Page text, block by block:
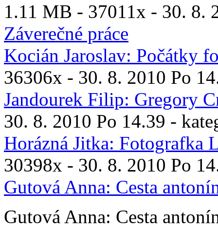
1.11 MB - 37011x - 30. 8.
Záverečné práce
Kocián Jaroslav: Počátky
36306x - 30. 8. 2010 Po
Jandourek Filip: Gregory
30. 8. 2010 Po 14.39 -
Horázná Jitka: Fotografka
30398x - 30. 8. 2010 Po
Gutová Anna: Cesta
Gutová Anna: Cesta